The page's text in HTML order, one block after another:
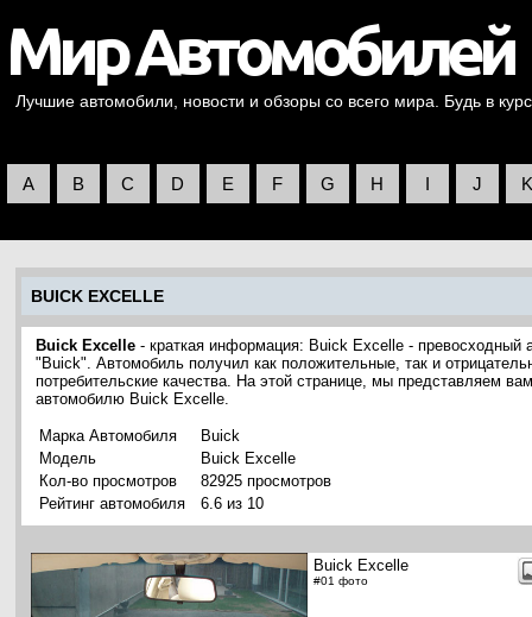
Лучшие автомобили, новости и обзоры со всего мира. Будь в
A B C D E F G H I J K
BUICK EXCELLE
Buick Excelle - краткая информация: Buick Excelle - превосходный
"Buick". Автомобиль получил как положительные, так и
потребительские качества. На этой странице, мы представляем
автомобилю Buick Excelle.
Марка Автомобиля
Buick
Модель
Buick Excelle
Кол-во просмотров
82925 просмотров
Рейтинг автомобиля
6.6 из 10
Buick Excelle
#01 фото